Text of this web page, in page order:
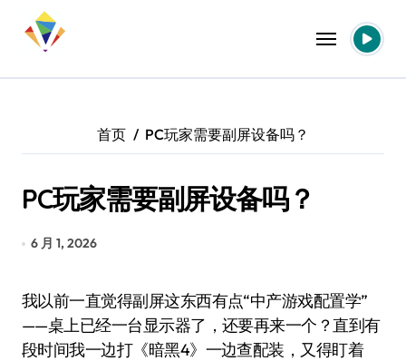
首页 PC玩家需要副屏设备吗？
PC玩家需要副屏设备吗？
6 月 1, 2026
我以前一直觉得副屏这东西有点“中产游戏配置学”
——桌上已经一台显示器了，还要再来一个？直到有
段时间我一边打《暗黑4》一边查配装，又得盯着